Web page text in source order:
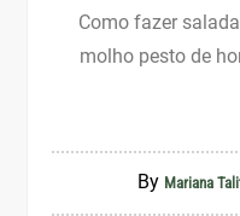
Como fazer
molho pesto de
By Mariana